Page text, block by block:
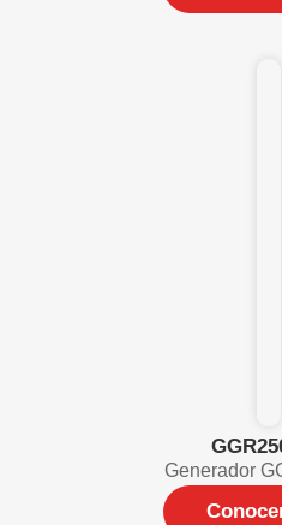
Generador